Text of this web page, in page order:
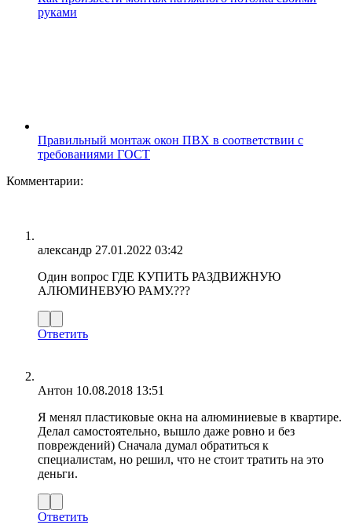
руками
Правильный монтаж окон ПВХ в соответствии с
требованиями ГОСТ
Комментарии:
александр 27.01.2022 03:42
Один вопрос ГДЕ КУПИТЬ РАЗДВИЖНУЮ
АЛЮМИНЕВУЮ РАМУ.???
Ответить
Антон 10.08.2018 13:51
Я менял пластиковые окна на алюминиевые в квартире.
Делал самостоятельно, вышло даже ровно и без
повреждений) Сначала думал обратиться к
специалистам, но решил, что не стоит тратить на это
деньги.
Ответить